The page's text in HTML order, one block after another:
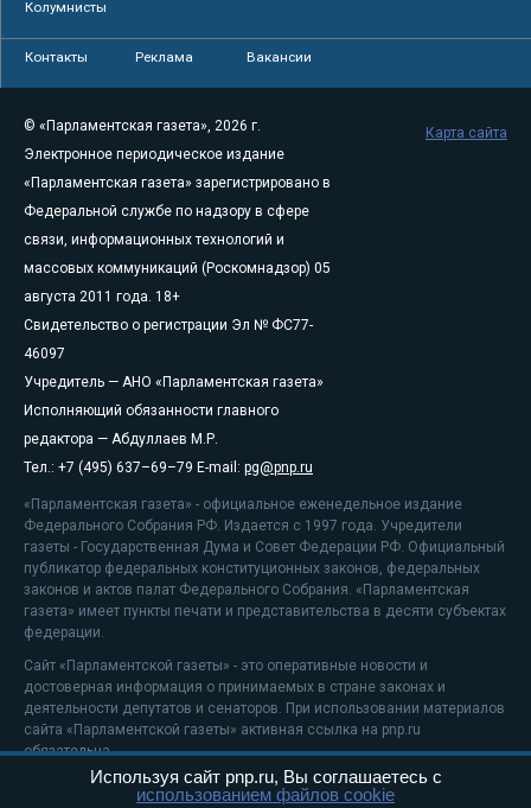
Колумнисты
Контакты Реклама Вакансии
© «Парламентская газета», 2026 г.
Электронное периодическое издание
«Парламентская газета» зарегистрировано в
Федеральной службе по надзору в сфере
связи, информационных технологий и
массовых коммуникаций (Роскомнадзор) 05
августа 2011 года. 18+
Свидетельство о регистрации Эл № ФС77-
46097
Учредитель — АНО «Парламентская газета»
Исполняющий обязанности главного
редактора — Абдуллаев М.Р.
Тел.: +7 (495) 637–69–79 E-mail: pg@pnp.ru
«Парламентская газета» - официальное еженедельное издание
Федерального Собрания РФ. Издается с 1997 года. Учредители
газеты - Государственная Дума и Совет Федерации РФ. Официальный
публикатор федеральных конституционных законов, федеральных
законов и актов палат Федерального Собрания. «Парламентская
газета» имеет пункты печати и представительства в десяти субъектах
федерации.
Сайт «Парламентской газеты» - это оперативные новости и
достоверная информация о принимаемых в стране законах и
деятельности депутатов и сенаторов. При использовании материалов
сайта «Парламентской газеты» активная ссылка на pnp.ru
обязательна.
На информационном ресурсе применяютсярекомендательные
Карта сайта
Используя сайт pnp.ru, Вы соглашаетесь с
использованием файлов cookie